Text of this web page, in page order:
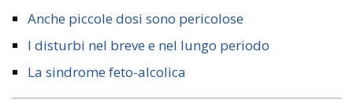
Anche piccole dosi sono pericolose
I disturbi nel breve e nel lungo periodo
La sindrome feto-alcolica